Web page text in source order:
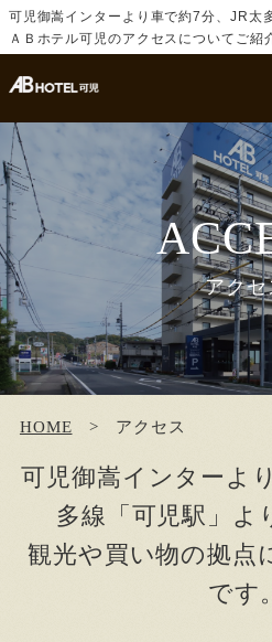
可児御嵩インターより車で約7分、JR太
ＡＢホテル可児のアクセスについてご紹
アクセ
HOME アクセス
可児御嵩インターよ
多線「可児駅」よ
観光や買い物の拠点
です。